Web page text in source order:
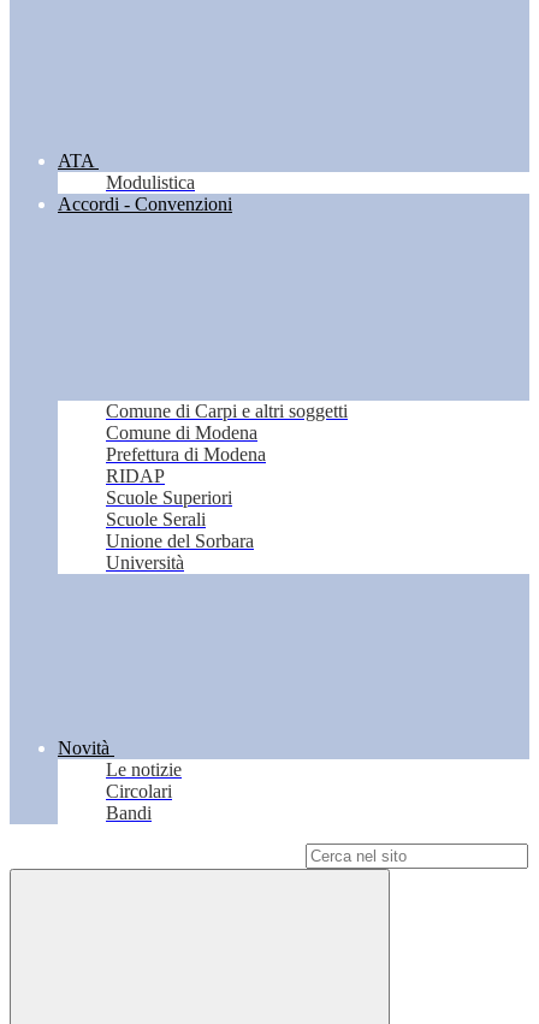
ATA
Modulistica
Accordi - Convenzioni
Comune di Carpi e altri soggetti
Comune di Modena
Prefettura di Modena
RIDAP
Scuole Superiori
Scuole Serali
Unione del Sorbara
Università
Novità
Le notizie
Circolari
Bandi